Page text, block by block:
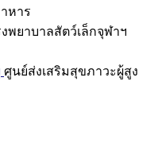
หาร
พยาบาลสัตว์เล็กจุฬาฯ
ศูนย์ส่งเสริมสุขภาวะผู้สูง